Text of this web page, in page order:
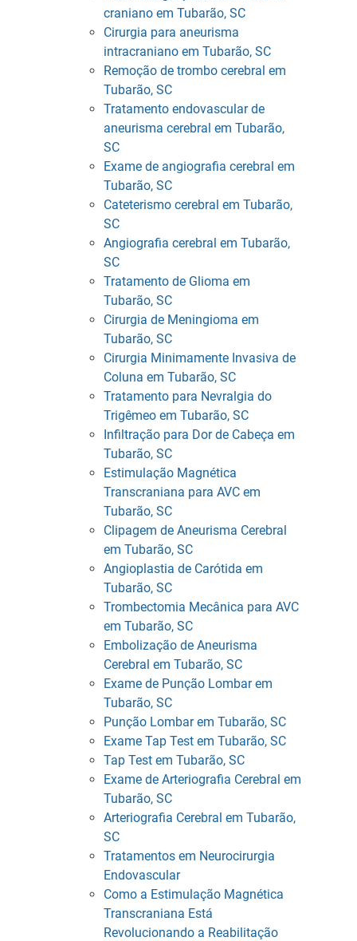
craniano em Tubarão, SC
Cirurgia para aneurisma
intracraniano em Tubarão, SC
Remoção de trombo cerebral em
Tubarão, SC
Tratamento endovascular de
aneurisma cerebral em Tubarão,
SC
Exame de angiografia cerebral em
Tubarão, SC
Cateterismo cerebral em Tubarão,
SC
Angiografia cerebral em Tubarão,
SC
Tratamento de Glioma em
Tubarão, SC
Cirurgia de Meningioma em
Tubarão, SC
Cirurgia Minimamente Invasiva de
Coluna em Tubarão, SC
Tratamento para Nevralgia do
Trigêmeo em Tubarão, SC
Infiltração para Dor de Cabeça em
Tubarão, SC
Estimulação Magnética
Transcraniana para AVC em
Tubarão, SC
Clipagem de Aneurisma Cerebral
em Tubarão, SC
Angioplastia de Carótida em
Tubarão, SC
Trombectomia Mecânica para AVC
em Tubarão, SC
Embolização de Aneurisma
Cerebral em Tubarão, SC
Exame de Punção Lombar em
Tubarão, SC
Punção Lombar em Tubarão, SC
Exame Tap Test em Tubarão, SC
Tap Test em Tubarão, SC
Exame de Arteriografia Cerebral em
Tubarão, SC
Arteriografia Cerebral em Tubarão,
SC
Tratamentos em Neurocirurgia
Endovascular
Como a Estimulação Magnética
Transcraniana Está
Revolucionando a Reabilitação